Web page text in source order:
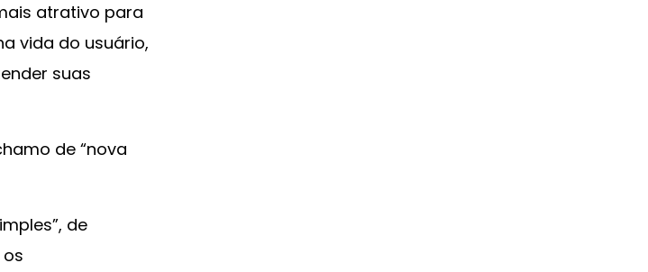
atrativo para
vida do usuário,
suas
de “nova
de